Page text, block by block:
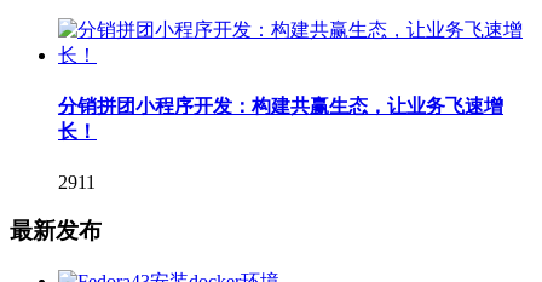
分销拼团小程序开发：构建共赢生态，让业务飞速增
长！
2911
最新发布